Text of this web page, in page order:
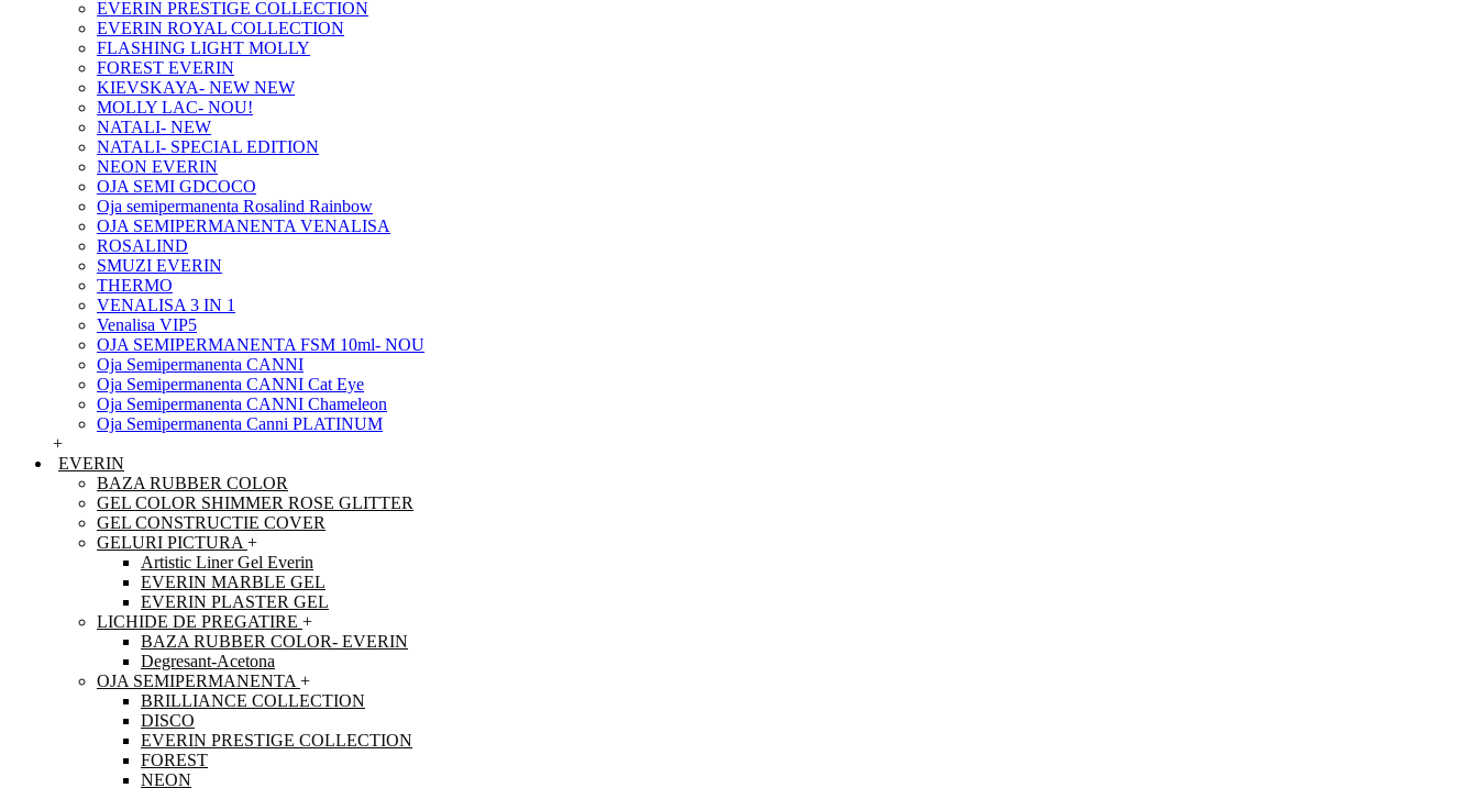
EVERIN PRESTIGE COLLECTION
EVERIN ROYAL COLLECTION
FLASHING LIGHT MOLLY
FOREST EVERIN
KIEVSKAYA- NEW NEW
MOLLY LAC- NOU!
NATALI- NEW
NATALI- SPECIAL EDITION
NEON EVERIN
OJA SEMI GDCOCO
Oja semipermanenta Rosalind Rainbow
OJA SEMIPERMANENTA VENALISA
ROSALIND
SMUZI EVERIN
THERMO
VENALISA 3 IN 1
Venalisa VIP5
OJA SEMIPERMANENTA FSM 10ml- NOU
Oja Semipermanenta CANNI
Oja Semipermanenta CANNI Cat Eye
Oja Semipermanenta CANNI Chameleon
Oja Semipermanenta Canni PLATINUM
+
EVERIN
BAZA RUBBER COLOR
GEL COLOR SHIMMER ROSE GLITTER
GEL CONSTRUCTIE COVER
GELURI PICTURA +
Artistic Liner Gel Everin
EVERIN MARBLE GEL
EVERIN PLASTER GEL
LICHIDE DE PREGATIRE +
BAZA RUBBER COLOR- EVERIN
Degresant-Acetona
OJA SEMIPERMANENTA +
BRILLIANCE COLLECTION
DISCO
EVERIN PRESTIGE COLLECTION
FOREST
NEON